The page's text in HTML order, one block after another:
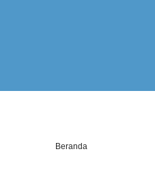
Beranda